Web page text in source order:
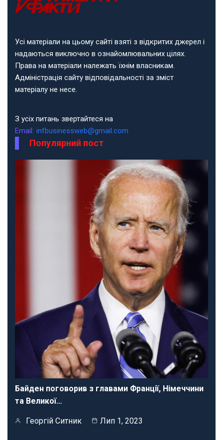
Усі матеріали на цьому сайті взяті з відкритих джерел і
надаються виключно в ознайомлювальних цілях.
Права на матеріали належать їхнім власникам.
Адміністрація сайту відповідальності за зміст
матеріалу не несе.
З усіх питань звертайтеся на
Email: infbusinessweb@gmail.com
Популярний пост
Байден поговорив з главами Франції, Німеччини
та Великої…
Георгій Ситник Лип 1, 2023